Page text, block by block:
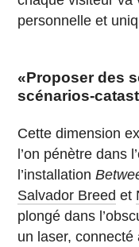
personnelle et
«Proposer des
scénarios-
Cette dimension
l’on pénètre dans
l’installation
Salvador Breed et
plongé dans
un laser,